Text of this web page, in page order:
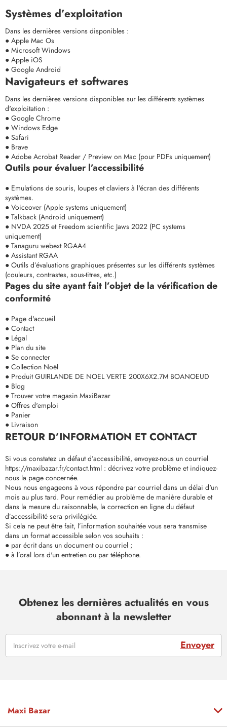
Systèmes d’exploitation
Dans les dernières versions disponibles :
● Apple Mac Os
● Microsoft Windows
● Apple iOS
● Google Android
Navigateurs et softwares
Dans les dernières versions disponibles sur les différents systèmes
d'exploitation :
● Google Chrome
● Windows Edge
● Safari
● Brave
● Adobe Acrobat Reader / Preview on Mac (pour PDFs uniquement)
Outils pour évaluer l’accessibilité
● Emulations de souris, loupes et claviers à l'écran des différents
systèmes.
● Voiceover (Apple systems uniquement)
● Talkback (Android uniquement)
● NVDA 2025 et Freedom scientific Jaws 2022 (PC systems
uniquement)
● Tanaguru webext RGAA4
● Assistant RGAA
● Outils d’évaluations graphiques présentes sur les différents systèmes
(couleurs, contrastes, sous-titres, etc.)
Pages du site ayant fait l’objet de la vérification de
conformité
● Page d'accueil
● Contact
● Légal
● Plan du site
● Se connecter
● Collection Noël
● Produit GUIRLANDE DE NOEL VERTE 200X6X2.7M BOANOEUD
● Blog
● Trouver votre magasin MaxiBazar
● Offres d'emploi
● Panier
● Livraison
RETOUR D’INFORMATION ET CONTACT
Si vous constatez un défaut d’accessibilité, envoyez-nous un courriel
https://maxibazar.fr/contact.html : décrivez votre problème et indiquez-
nous la page concernée.
Nous nous engageons à vous répondre par courriel dans un délai d'un
mois au plus tard. Pour remédier au problème de manière durable et
dans la mesure du raisonnable, la correction en ligne du défaut
d’accessibilité sera privilégiée.
Si cela ne peut être fait, l’information souhaitée vous sera transmise
dans un format accessible selon vos souhaits :
● par écrit dans un document ou courriel ;
● à l’oral lors d'un entretien ou par téléphone.
Obtenez les dernières actualités en vous
abonnant à la newsletter
Envoyer
Maxi Bazar